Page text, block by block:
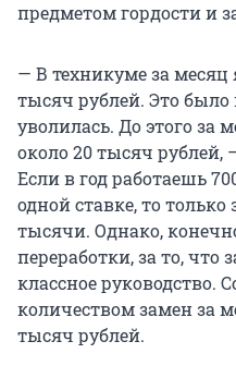
предметом гордости и
— В техникуме за
тысяч рублей. Это было
уволилась. До этого за
около 20 тысяч рублей,
Если в год работаешь
одной ставке, то только
тысячи. Однако,
переработки, за то, что
классное руководство.
количеством замен за
тысяч рублей.